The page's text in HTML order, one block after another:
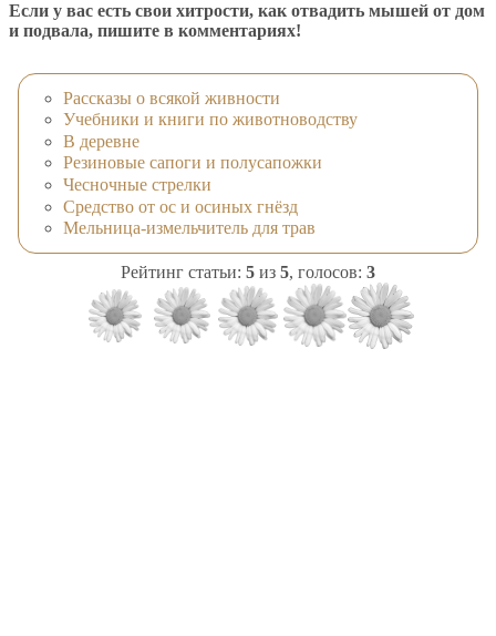
Если у вас есть свои хитрости, как отвадить мышей от дом
и подвала, пишите в комментариях!
Рассказы о всякой живности
Учебники и книги по животноводству
В деревне
Резиновые сапоги и полусапожки
Чесночные стрелки
Средство от ос и осиных гнёзд
Мельница-измельчитель для трав
Рейтинг статьи: 5 из 5, голосов: 3